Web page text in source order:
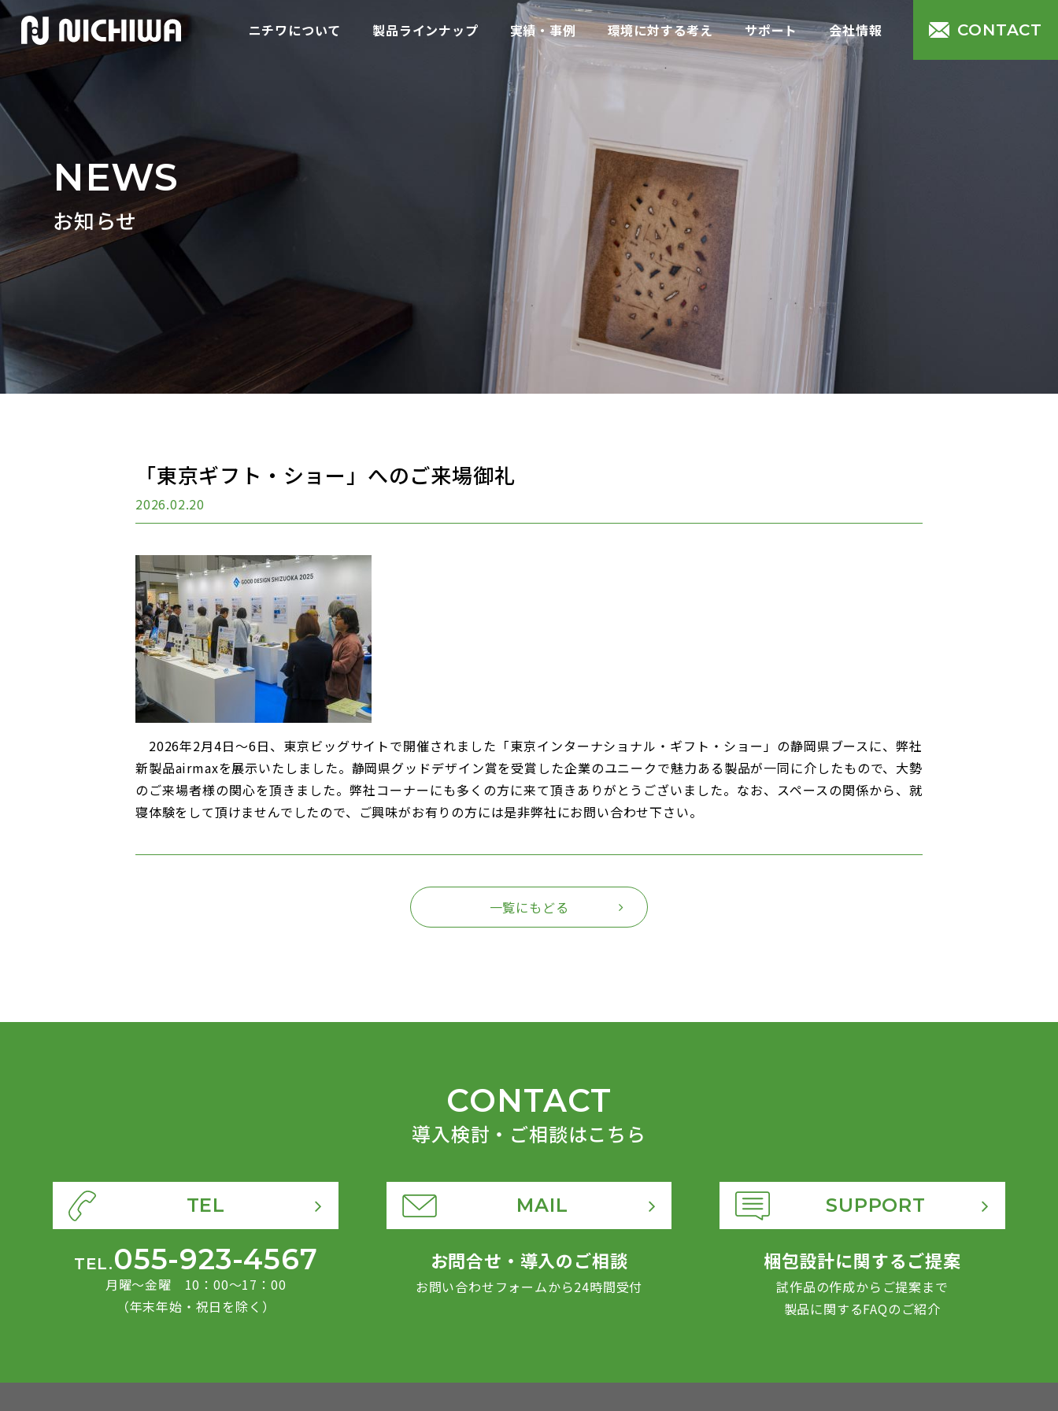
ニチワについて 製品ラインナップ 実績・事例 環境に対する考え サポート 会社情報 CONTACT
NEWS
お知らせ
「東京ギフト・ショー」へのご来場御礼
2026.02.20
2026年2月4日～6日、東京ビッグサイトで開催されました「東京インターナショナル・ギフト・ショー」の静岡県ブースに、弊社
新製品airmaxを展示いたしました。静岡県グッドデザイン賞を受賞した企業のユニークで魅力ある製品が一同に介したもので、大勢
のご来場者様の関心を頂きました。弊社コーナーにも多くの方に来て頂きありがとうございました。なお、スペースの関係から、就
寝体験をして頂けませんでしたので、ご興味がお有りの方には是非弊社にお問い合わせ下さい。
一覧にもどる
CONTACT
導入検討・ご相談はこちら
TEL
TEL.055-923-4567
月曜〜金曜 10：00〜17：00
（年末年始・祝日を除く）
MAIL
お問合せ・導入のご相談
お問い合わせフォームから24時間受付
SUPPORT
梱包設計に関するご提案
試作品の作成からご提案まで
製品に関するFAQのご紹介